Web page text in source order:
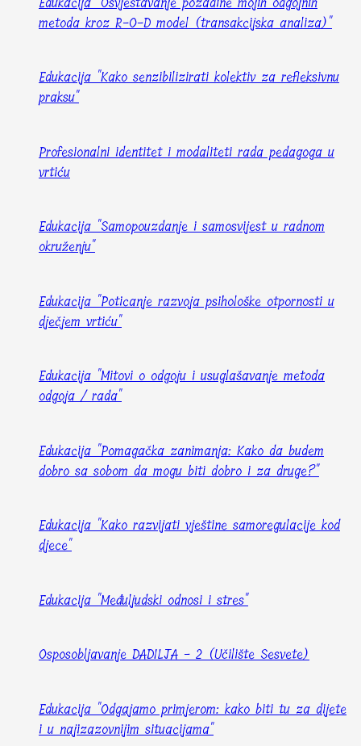
metoda kroz R-O-D model (transakcijska analiza)"
Edukacija "Kako senzibilizirati kolektiv za refleksivnu
praksu"
Profesionalni identitet i modaliteti rada pedagoga u
vrtiću
Edukacija "Samopouzdanje i samosvijest u radnom
okruženju"
Edukacija "Poticanje razvoja psihološke otpornosti u
dječjem vrtiću"
Edukacija "Mitovi o odgoju i usuglašavanje metoda
odgoja / rada"
Edukacija "Pomagačka zanimanja: Kako da budem
dobro sa sobom da mogu biti dobro i za druge?"
Edukacija "Kako razvijati vještine samoregulacije kod
djece"
Edukacija "Međuljudski odnosi i stres"
Osposobljavanje DADILJA - 2 (Učilište Sesvete)
Edukacija "Odgajamo primjerom: kako biti tu za dijete
i u najizazovnijim situacijama"